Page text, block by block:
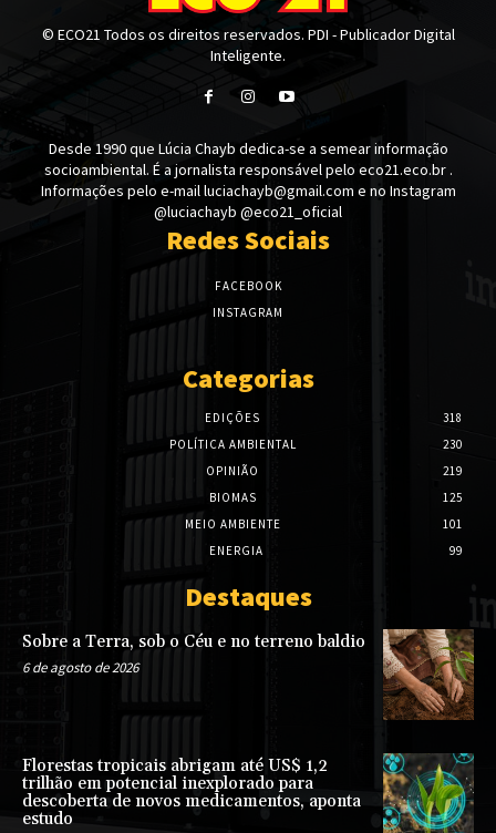
© ECO21 Todos os direitos reservados. PDI - Publicador Digital
Inteligente.
Desde 1990 que Lúcia Chayb dedica-se a semear informação
socioambiental. É a jornalista responsável pelo eco21.eco.br .
Informações pelo e-mail luciachayb@gmail.com e no Instagram
@luciachayb @eco21_oficial
Redes Sociais
FACEBOOK
INSTAGRAM
Categorias
EDIÇÕES
318
POLÍTICA AMBIENTAL
230
OPINIÃO
219
BIOMAS
125
MEIO AMBIENTE
101
ENERGIA
99
Destaques
Sobre a Terra, sob o Céu e no terreno baldio
6 de agosto de 2026
Florestas tropicais abrigam até US$ 1,2
trilhão em potencial inexplorado para
descoberta de novos medicamentos, aponta
estudo